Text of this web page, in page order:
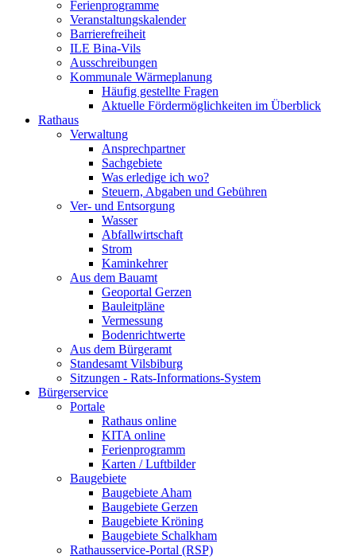
Ferienprogramme
Veranstaltungskalender
Barrierefreiheit
ILE Bina-Vils
Ausschreibungen
Kommunale Wärmeplanung
Häufig gestellte Fragen
Aktuelle Fördermöglichkeiten im Überblick
Rathaus
Verwaltung
Ansprechpartner
Sachgebiete
Was erledige ich wo?
Steuern, Abgaben und Gebühren
Ver- und Entsorgung
Wasser
Abfallwirtschaft
Strom
Kaminkehrer
Aus dem Bauamt
Geoportal Gerzen
Bauleitpläne
Vermessung
Bodenrichtwerte
Aus dem Bürgeramt
Standesamt Vilsbiburg
Sitzungen - Rats-Informations-System
Bürgerservice
Portale
Rathaus online
KITA online
Ferienprogramm
Karten / Luftbilder
Baugebiete
Baugebiete Aham
Baugebiete Gerzen
Baugebiete Kröning
Baugebiete Schalkham
Rathausservice-Portal (RSP)